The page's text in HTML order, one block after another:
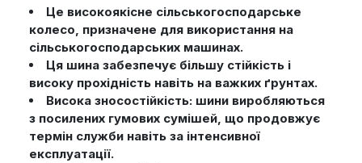
Це високоякісне сільськогосподарське
колесо, призначене для використання на
сільськогосподарських машинах.
Ця шина забезпечує більшу стійкість і
високу прохідність навіть на важких ґрунтах.
Висока зносостійкість: шини виробляються
з посилених гумових сумішей, що продовжує
термін служби навіть за інтенсивної
експлуатації.